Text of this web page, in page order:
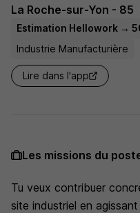
La Roche-sur-Yon - 85
Estimation Hellowork →
Industrie Manufacturière
Lire dans l'app
Les missions du
Tu veux contribuer
site industriel en